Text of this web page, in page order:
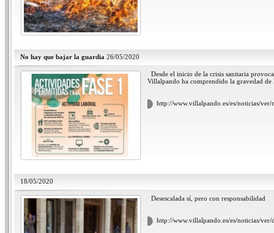
No hay que bajar la guardia 26/05/2020
Desde el inicio de la crisis sanitaria
Villalpando ha comprendido la gravedad
http://www.villalpando.es/es/noticias/
18/05/2020
Desescalada sí, pero con
http://www.villalpando.es/es/noticias/ver/